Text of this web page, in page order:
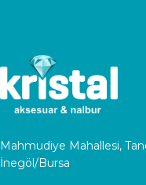
Mahmudiye Mahallesi,
İnegöl/Bursa